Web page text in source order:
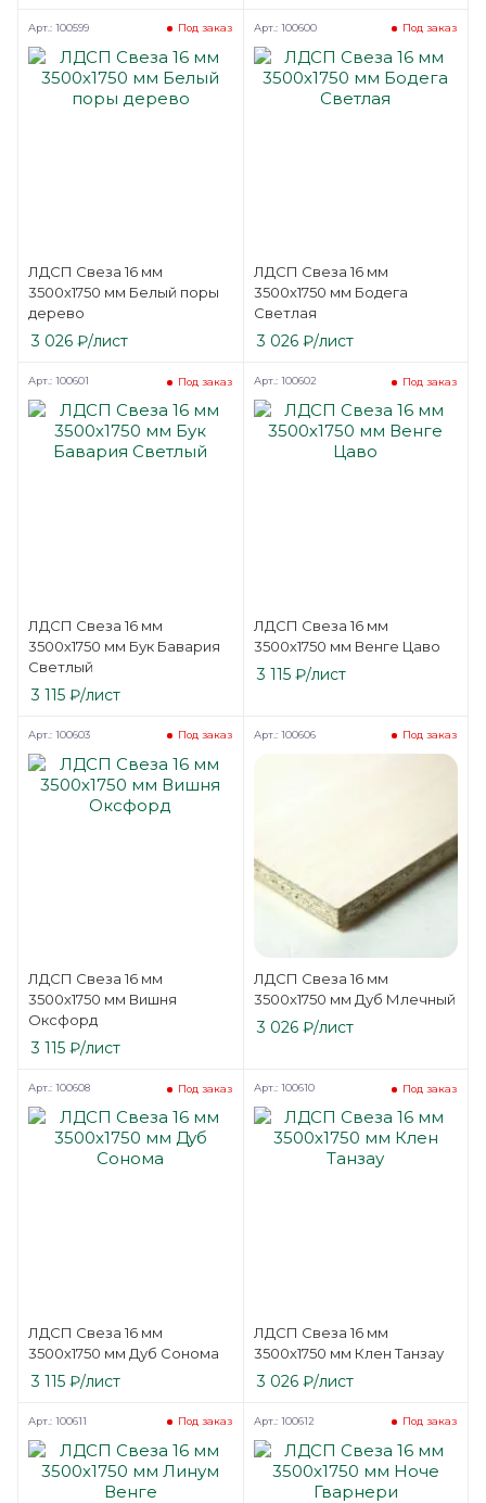
ЛДСП Свеза 16 мм
3500х1750 мм Белый поры
дерево
Под заказ
Арт.: 100599
3 026 ₽/лист
ЛДСП Свеза 16 мм
3500х1750 мм Бодега
Светлая
Под заказ
Арт.: 100600
3 026₽/лист
ЛДСП Свеза 16 мм
3500х1750 мм Бук Бавария
Светлый
Под заказ
Арт.: 100601
3 115 ₽/лист
ЛДСП Свеза 16 мм
3500х1750 мм Венге Цаво
Под заказ
Арт.: 100602
3 115₽/лист
ЛДСП Свеза 16 мм
3500х1750 мм Вишня
Оксфорд
Под заказ
Арт.: 100603
3 115 ₽/лист
ЛДСП Свеза 16 мм
3500х1750 мм Дуб Млечный
Под заказ
Арт.: 100606
3 026₽/лист
ЛДСП Свеза 16 мм
3500х1750 мм Дуб Сонома
Под заказ
Арт.: 100608
3 115 ₽/лист
ЛДСП Свеза 16 мм
3500х1750 мм Клен Танзау
Под заказ
Арт.: 100610
3 026₽/лист
Под заказ
Арт.: 100611 Под заказ
Арт.: 100612